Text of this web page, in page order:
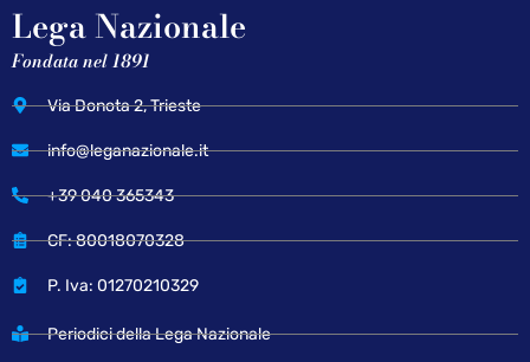
Lega Nazionale
Fondata nel 1891
Via Donota 2, Trieste
info@leganazionale.it
+39 040 365343
CF: 80018070328
P. Iva: 01270210329
Periodici della Lega Nazionale